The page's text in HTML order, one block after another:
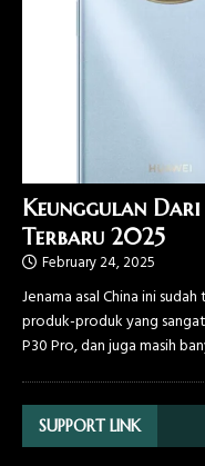
Keunggulan
Terbaru 2025
February 24, 2025
Jenama asal China ini
produk-produk yang
P30 Pro, dan juga masih
SUPPORT LINK